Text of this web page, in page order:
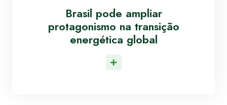
Brasil pode ampliar
protagonismo na transição
energética global